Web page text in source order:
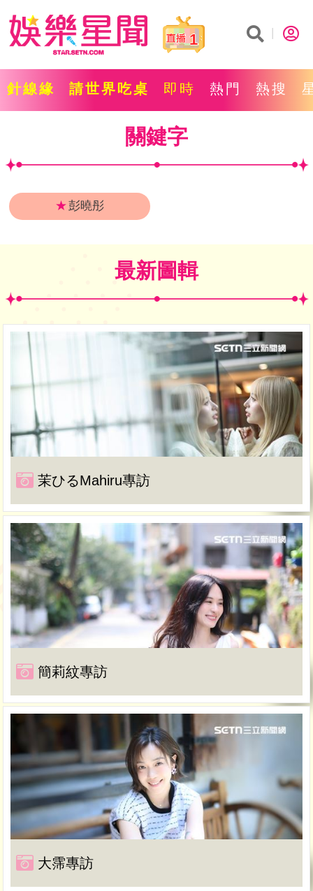
1
針線緣 請世界吃桌 即時 熱門 熱搜
關鍵字
★彭曉彤
最新圖輯
茉ひるMahiru專訪
簡莉紋專訪
大霈專訪